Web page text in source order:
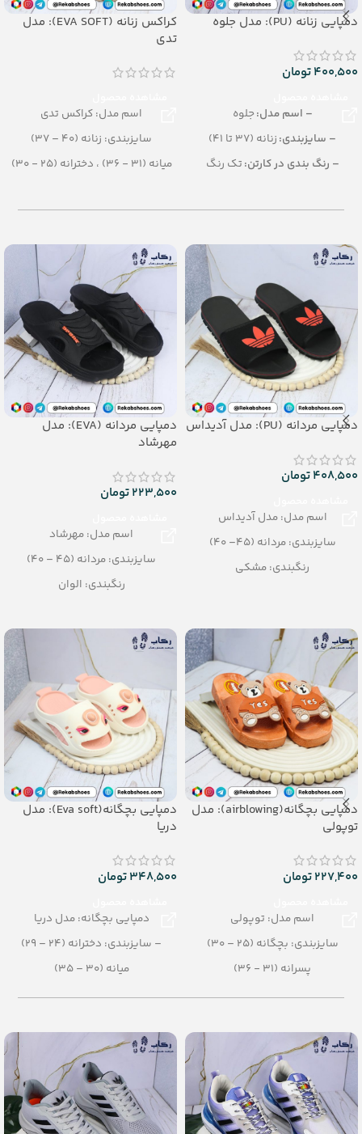
دمپایی زنانه (PU): مدل جلوه
400,500تومان
– اسم مدل:جلوه
– سایزبندی:زنانه (37 تا 41)
– رنگ بندی در کارتن:تک رنگ
– تعداد در کارتن:12 جفت
کراکس زنانه (EVA SOFT): مدل
تدی
اسم مدل: کراکس تدی
سایزبندی: زنانه (40 – 37)
میانه (31 - 36) ، دخترانه (25 - 30)
تعداد در کارتن: 16 جفت
دمپایی مردانه (PU): مدل آدیداس
408,500تومان
اسم مدل: مدل آدیداس
سایزبندی: مردانه (45– 40)
رنگبندی: مشکی
دمپایی مردانه (EVA): مدل
مهرشاد
223,500تومان
اسم مدل: مهرشاد
سایزبندی: مردانه (45 – 40)
رنگبندی: الوان
دمپایی بچگانه(airblowing): مدل
توپولی
227,400تومان
اسم مدل: توپولی
سایزبندی: بچگانه (25 – 30)
پسرانه (31 - 36)
رنگبندی: الوان
جنس: Air blowing
دمپایی بچگانه(Eva soft): مدل
دریا
348,500تومان
دمپایی بچگانه: مدل دریا
– سایزبندی: دخترانه (24 – 29)
میانه (30 – 35)
– رنگبندی: الوان
– جنس: eva soft